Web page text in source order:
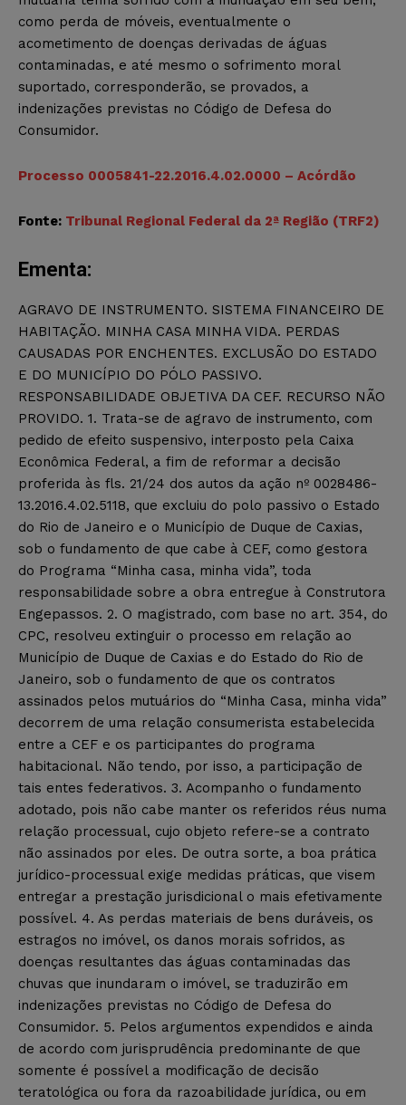
como perda de móveis, eventualmente o
acometimento de doenças derivadas de águas
contaminadas, e até mesmo o sofrimento moral
suportado, corresponderão, se provados, a
indenizações previstas no Código de Defesa do
Consumidor.
Processo 0005841-22.2016.4.02.0000 – Acórdão
Fonte: Tribunal Regional Federal da 2ª Região (TRF2)
Ementa:
AGRAVO DE INSTRUMENTO. SISTEMA FINANCEIRO DE
HABITAÇÃO. MINHA CASA MINHA VIDA. PERDAS
CAUSADAS POR ENCHENTES. EXCLUSÃO DO ESTADO
E DO MUNICÍPIO DO PÓLO PASSIVO.
RESPONSABILIDADE OBJETIVA DA CEF. RECURSO NÃO
PROVIDO. 1. Trata-se de agravo de instrumento, com
pedido de efeito suspensivo, interposto pela Caixa
Econômica Federal, a fim de reformar a decisão
proferida às fls. 21/24 dos autos da ação nº 0028486-
13.2016.4.02.5118, que excluiu do polo passivo o Estado
do Rio de Janeiro e o Município de Duque de Caxias,
sob o fundamento de que cabe à CEF, como gestora
do Programa “Minha casa, minha vida”, toda
responsabilidade sobre a obra entregue à Construtora
Engepassos. 2. O magistrado, com base no art. 354, do
CPC, resolveu extinguir o processo em relação ao
Município de Duque de Caxias e do Estado do Rio de
Janeiro, sob o fundamento de que os contratos
assinados pelos mutuários do “Minha Casa, minha vida”
decorrem de uma relação consumerista estabelecida
entre a CEF e os participantes do programa
habitacional. Não tendo, por isso, a participação de
tais entes federativos. 3. Acompanho o fundamento
adotado, pois não cabe manter os referidos réus numa
relação processual, cujo objeto refere-se a contrato
não assinados por eles. De outra sorte, a boa prática
jurídico-processual exige medidas práticas, que visem
entregar a prestação jurisdicional o mais efetivamente
possível. 4. As perdas materiais de bens duráveis, os
estragos no imóvel, os danos morais sofridos, as
doenças resultantes das águas contaminadas das
chuvas que inundaram o imóvel, se traduzirão em
indenizações previstas no Código de Defesa do
Consumidor. 5. Pelos argumentos expendidos e ainda
de acordo com jurisprudência predominante de que
somente é possível a modificação de decisão
teratológica ou fora da razoabilidade jurídica, ou em